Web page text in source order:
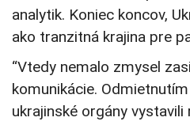
analytik. Koniec koncov,
ako tranzitná krajina pre
“Vtedy nemalo zmysel
komunikácie.
ukrajinské orgány vystavili